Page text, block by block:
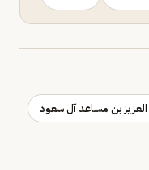
بن مساعد آل سعود